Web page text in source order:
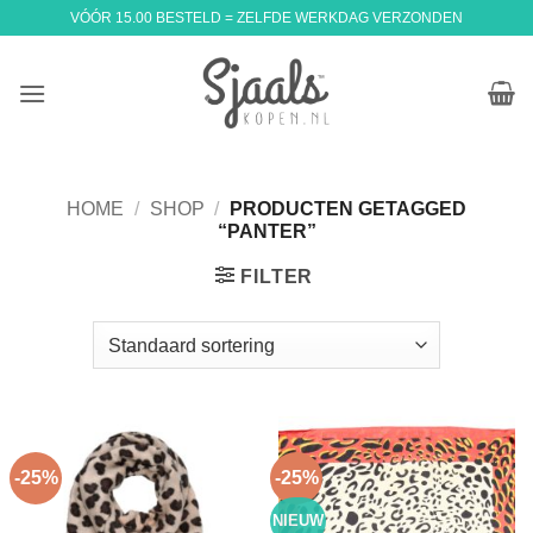
VÓÓR 15.00 BESTELD = ZELFDE WERKDAG VERZONDEN
HOME / SHOP /
PRODUCTEN GETAGGED
“PANTER”
FILTER
-25% -25%
NIEUW